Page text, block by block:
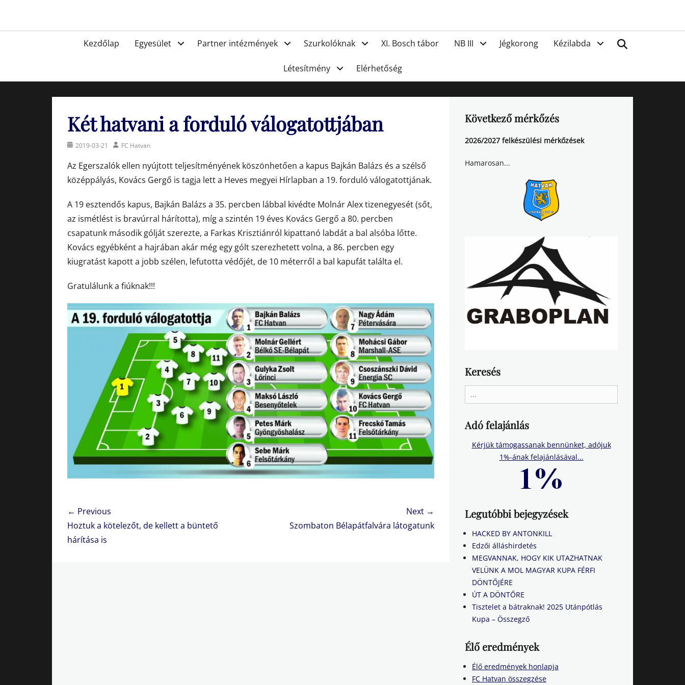
FC Hatvan
PrimaryKezdőlap Egyesület Partner intézmények Szurkolóknak XI. Bosch tábor NB III Jégkorong Kézilabda
Létesítmény Elérhetőség
Két hatvani a forduló válogatottjában
Posted2019-03-21 AuthorFC Hatvan
Az Egerszalók ellen nyújtott teljesítményének köszönhetően a kapus Bajkán Balázs és a szélső
középpályás, Kovács Gergő is tagja lett a Heves megyei Hírlapban a 19. forduló válogatottjának.
A 19 esztendős kapus, Bajkán Balázs a 35. percben lábbal kivédte Molnár Alex tizenegyesét (sőt,
az ismétlést is bravúrral hárította), míg a szintén 19 éves Kovács Gergő a 80. percben
csapatunk második gólját szerezte, a Farkas Krisztiánról kipattanó labdát a bal alsóba lőtte.
Kovács egyébként a hajrában akár még egy gólt szerezhetett volna, a 86. percben egy
kiugratást kapott a jobb szélen, lefutotta védőjét, de 10 méterről a bal kapufát találta el.
Gratulálunk a fiúknak!!!
Bejegyzés
navigáció
← Previous
Previous
post:
Hoztuk a kötelezőt, de kellett a büntető
hárítása is
Next →
Szombaton Bélapátfalvára látogatunk
Következő mérkőzés
2026/2027 felkészülési mérkőzések
Hamarosan...
Keresés
for:
Adó felajánlás
Kérjük támogassanak bennünket, adójuk
1%-ának felajánlásával...
Legutóbbi bejegyzések
HACKED BY ANTONKILL
Edzői álláshirdetés
MEGVANNAK, HOGY KIK UTAZHATNAK
VELÜNK A MOL MAGYAR KUPA FÉRFI
DÖNTŐJÉRE
ÚT A DÖNTŐRE
Tisztelet a bátraknak! 2025 Utánpótlás
Kupa – Összegző
Élő eredmények
Élő eredmények honlapja
FC Hatvan összegzése